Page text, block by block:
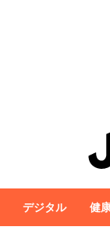
デジタル 健